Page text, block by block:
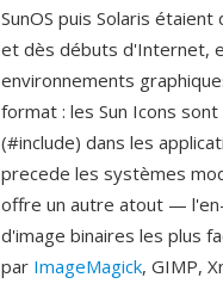
SunOS puis Solaris
et dès débuts d'Internet,
environnements
format : les Sun Icons
(#include) dans les
precede les systèmes
offre un autre atout —
d'image binaires les plus
par ImageMagick, GIMP,